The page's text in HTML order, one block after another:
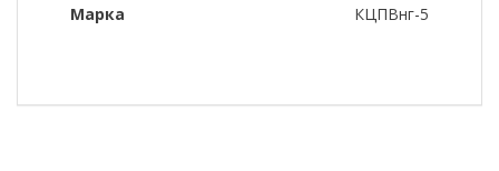
Марка КЦПВнг-5